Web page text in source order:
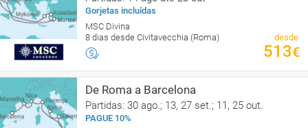
Gorjetas incluídas
MSC Divina
8 dias desde Civitavecchia (Roma)
desde
513€
De Roma a Barcelona
Partidas: 30 ago.; 13, 27 set.; 11, 25 out.
PAGUE 10%